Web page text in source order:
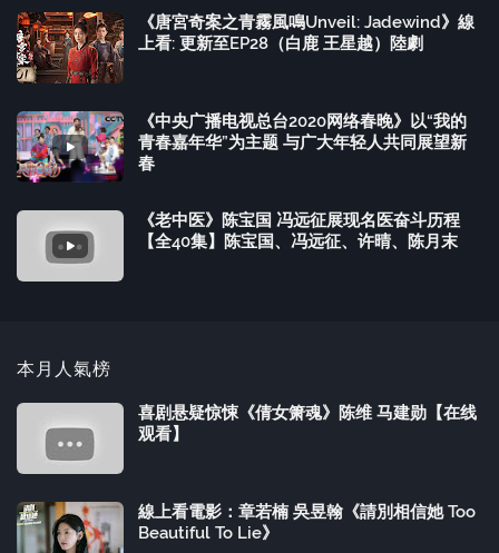
《唐宮奇案之青霧風鳴Unveil: Jadewind》線
上看: 更新至EP28（白鹿 王星越）陸劇
《中央广播电视总台2020网络春晚》以“我的
青春嘉年华”为主题 与广大年轻人共同展望新
春
《老中医》陈宝国 冯远征展现名医奋斗历程
【全40集】陈宝国、冯远征、许晴、陈月末
本月人氣榜
喜剧悬疑惊悚《倩女箫魂》陈维 马建勋【在线
观看】
線上看電影：章若楠 吳昱翰《請別相信她 Too
Beautiful To Lie》